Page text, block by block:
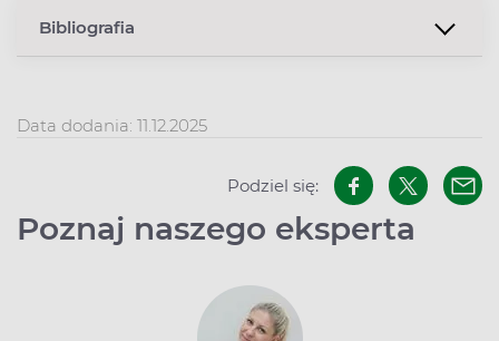
Bibliografia
Data dodania: 11.12.2025
Podziel się:
Poznaj naszego eksperta